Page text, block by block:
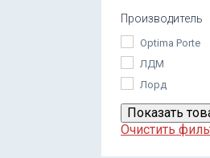
Производитель
Optima Porte
ЛДМ
Лорд
Показать
Очистить